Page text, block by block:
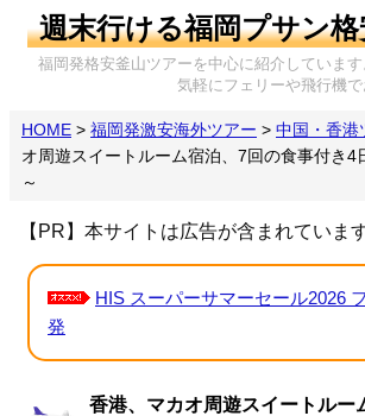
週末行ける福岡プサン
福岡発格安釜山ツアーを中心に紹介していま
気軽にフェリーや飛行機で
HOME > 福岡発激安海外ツアー > 中国・香港
オ周遊スイートルーム宿泊、7回の食事付き4
～
【PR】本サイトは広告が含まれていま
HIS スーパーサマーセール2026
発
香港、マカオ周遊スイートルー